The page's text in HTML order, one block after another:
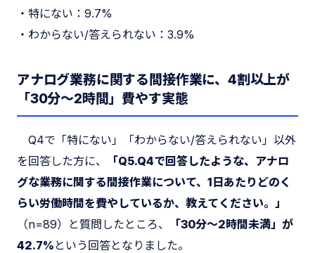
・特にない：9.7%
・わからない/答えられない：3.9%
アナログ業務に関する間接作業に、4割以上が
「30分～2時間」費やす実態
Q4で「特にない」「わからない/答えられない」以外
を回答した方に、
「Q5.Q4で回答したような、アナロ
グな業務に関する間接作業について、1日あたりどのく
らい労働時間を費やしているか、教えてください。」
（n=89）と質問したところ、
「30分～2時間未満」が
42.7% という回答となりました。